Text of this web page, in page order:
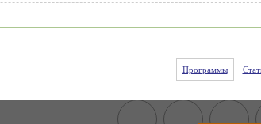
Программы